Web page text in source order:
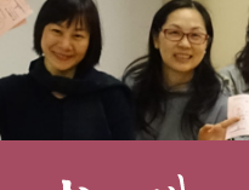
to
content